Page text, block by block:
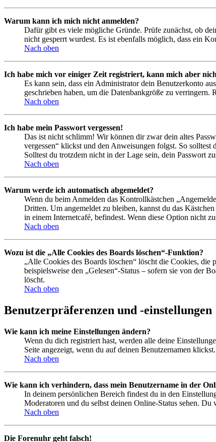
Warum kann ich mich nicht anmelden?
Dafür gibt es viele mögliche Gründe. Prüfe zunächst, ob
nicht gesperrt wurdest. Es ist ebenfalls möglich, dass ein
Nach oben
Ich habe mich vor einiger Zeit registriert, kann mich aber
Es kann sein, dass ein Administrator dein Benutzerkonto
geschrieben haben, um die Datenbankgröße zu
Nach oben
Ich habe mein Passwort vergessen!
Das ist nicht schlimm! Wir können dir zwar dein altes
vergessen“ klickst und den Anweisungen folgst. So solltest
Solltest du trotzdem nicht in der Lage sein, dein Passwort
Nach oben
Warum werde ich automatisch abgemeldet?
Wenn du beim Anmelden das Kontrollkästchen
Dritten. Um angemeldet zu bleiben, kannst du das
in einem Internetcafé, befindest. Wenn diese Option nicht
Nach oben
Wozu ist die „Alle Cookies des Boards löschen“-Funktion?
„Alle Cookies des Boards löschen“ löscht die Cookies,
beispielsweise den „Gelesen“-Status – sofern sie von der
löscht.
Nach oben
Benutzerpräferenzen und -einstellungen
Wie kann ich meine Einstellungen ändern?
Wenn du dich registriert hast, werden alle deine
Seite angezeigt, wenn du auf deinen Benutzernamen
Nach oben
Wie kann ich verhindern, dass mein Benutzername in der
In deinem persönlichen Bereich findest du in den
Moderatoren und du selbst deinen Online-Status sehen. Du
Nach oben
Die Forenuhr geht falsch!